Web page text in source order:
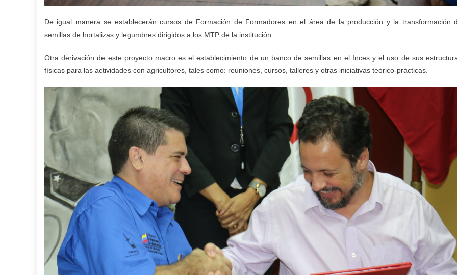
De igual manera se establecerán cursos de Formación de Formadores en el área de la producción y la transformación
semillas de hortalizas y legumbres dirigidos a los MTP de la institución.
Otra derivación de este proyecto macro es el establecimiento de un banco de semillas en el Inces y el uso de sus
físicas para las actividades con agricultores, tales como: reuniones, cursos, talleres y otras iniciativas teórico-prácticas.